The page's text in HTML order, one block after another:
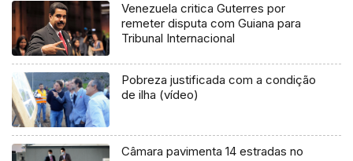
Venezuela critica Guterres por
remeter disputa com Guiana para
Tribunal Internacional
Pobreza justificada com a condição
de ilha (vídeo)
Câmara pavimenta 14 estradas no